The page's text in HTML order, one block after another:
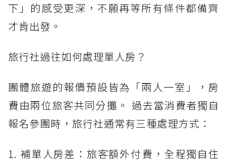
下」的感受更深，不願再等所有條件都備齊
才肯出發。
旅行社過往如何處理單人房？
團體旅遊的報價預設皆為「兩人一室」，房
費由兩位旅客共同分攤。 過去當消費者獨自
報名參團時，旅行社通常有三種處理方式：
1. 補單人房差：旅客額外付費，全程獨自住